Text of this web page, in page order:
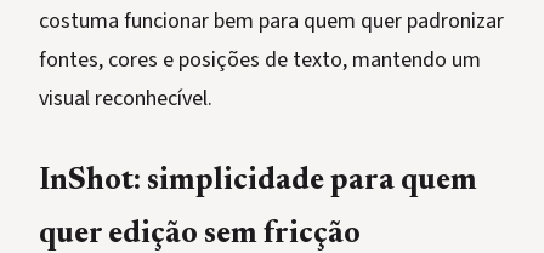
costuma funcionar bem para quem quer padronizar
fontes, cores e posições de texto, mantendo um
visual reconhecível.
InShot: simplicidade para quem
quer edição sem fricção